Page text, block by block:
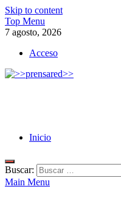
Skip to content
Top Menu
7 agosto, 2026
Acceso
Inicio
Buscar:
Main Menu